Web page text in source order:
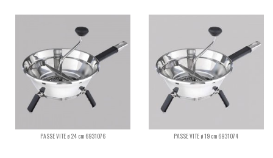
PASSE VITE ø 24 cm 6931076 PASSE VITE ø 19 cm 6931074